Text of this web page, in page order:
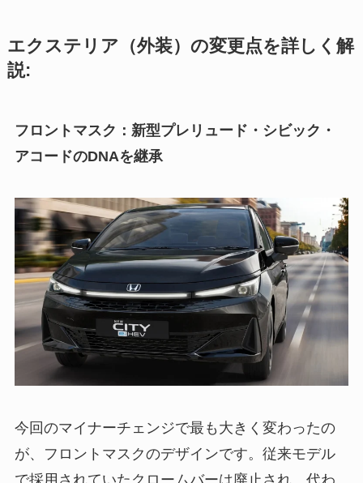
エクステリア（外装）の変更点を詳しく解
説:
フロントマスク：新型プレリュード・シビック・
アコードのDNAを継承
今回のマイナーチェンジで最も大きく変わったの
が、フロントマスクのデザインです。従来モデル